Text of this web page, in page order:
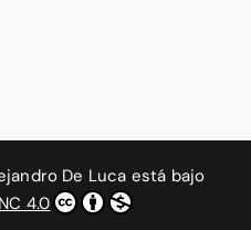
De Luca está bajo
4.0